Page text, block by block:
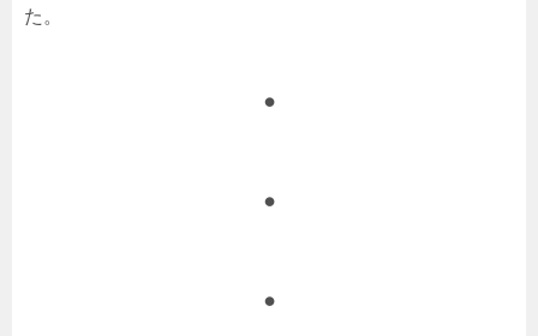
た。
・
・
・